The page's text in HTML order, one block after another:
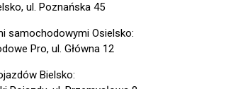
ul. Poznańska 45
samochodowymi Osielsko:
Pro, ul. Główna 12
Bielsko: